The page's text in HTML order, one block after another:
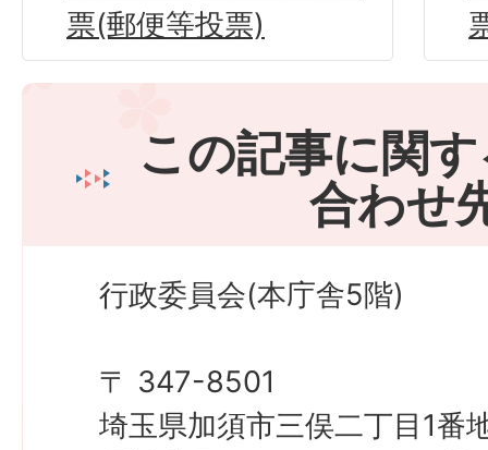
票(郵便等投票)
この記事に関
合わせ
行政委員会(本庁舎5階)
〒 347-8501
埼玉県加須市三俣二丁目1番